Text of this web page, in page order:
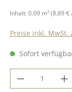
Inhalt: 0.09 m²(8,89 €
Preise inkl. MwSt.
Sofort
Produkt